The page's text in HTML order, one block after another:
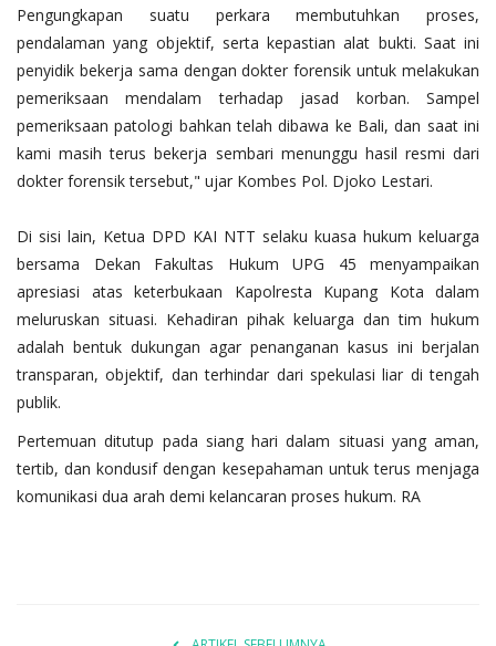
Pengungkapan suatu perkara membutuhkan proses,
pendalaman yang objektif, serta kepastian alat bukti. Saat ini
penyidik bekerja sama dengan dokter forensik untuk melakukan
pemeriksaan mendalam terhadap jasad korban. Sampel
pemeriksaan patologi bahkan telah dibawa ke Bali, dan saat ini
kami masih terus bekerja sembari menunggu hasil resmi dari
dokter forensik tersebut," ujar Kombes Pol. Djoko Lestari.
​Di sisi lain, Ketua DPD KAI NTT selaku kuasa hukum keluarga
bersama Dekan Fakultas Hukum UPG 45 menyampaikan
apresiasi atas keterbukaan Kapolresta Kupang Kota dalam
meluruskan situasi. Kehadiran pihak keluarga dan tim hukum
adalah bentuk dukungan agar penanganan kasus ini berjalan
transparan, objektif, dan terhindar dari spekulasi liar di tengah
publik.
​Pertemuan ditutup pada siang hari dalam situasi yang aman,
tertib, dan kondusif dengan kesepahaman untuk terus menjaga
komunikasi dua arah demi kelancaran proses hukum. RA